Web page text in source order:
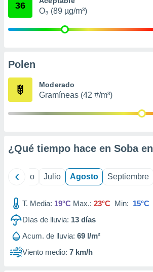
publicidad
de
1199
36
O₃ (89 µg/m³)
Polen
Moderado
Gramíneas (42 #/m³)
¿Qué tiempo hace en Soba en
Junio Julio Agosto Septiembre
T. Media: 19°C Max.: 23°C Min: 15°C
Días de lluvia: 13 días
Acum. de lluvia: 69 l/m²
Viento medio: 7 km/h